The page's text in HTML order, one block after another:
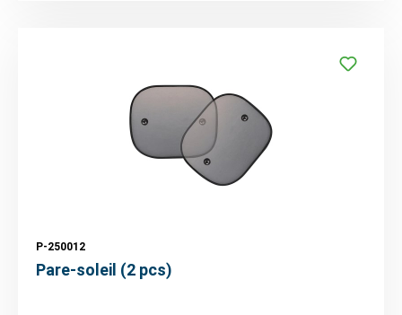
P-250012
Pare-soleil (2 pcs)